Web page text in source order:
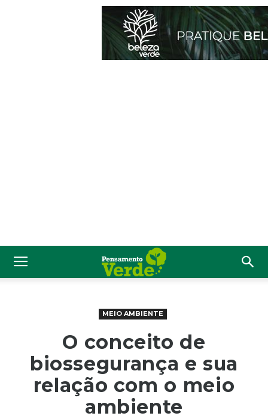
MEIO AMBIENTE
O conceito de
biossegurança e sua
relação com o meio
ambiente